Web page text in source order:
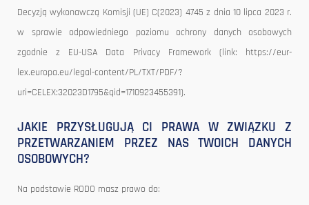
Decyzją wykonawczą Komisji (UE) C(2023) 4745 z dnia 10 lipca 2023 r.
w sprawie odpowiedniego poziomu ochrony danych osobowych
zgodnie z EU-USA Data Privacy Framework (link: https://eur-
lex.europa.eu/legal-content/PL/TXT/PDF/?
uri=CELEX:32023D1795&qid=1710923455391).
JAKIE PRZYSŁUGUJĄ CI PRAWA W ZWIĄZKU Z
PRZETWARZANIEM PRZEZ NAS TWOICH DANYCH
OSOBOWYCH?
Na podstawie RODO masz prawo do: